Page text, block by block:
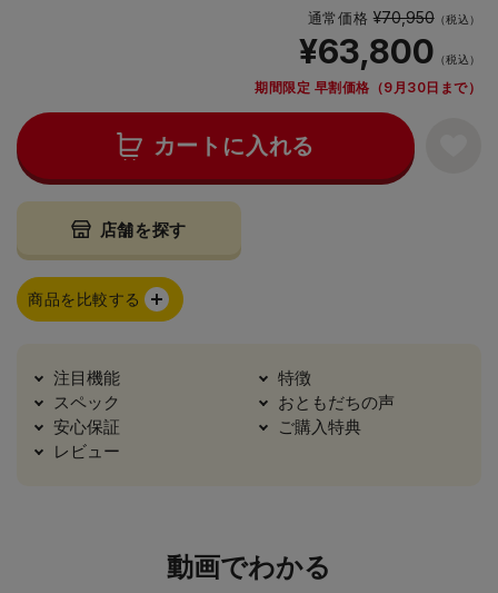
通常価格¥70,950（税込）
¥63,800 （税込）
期間限定 早割価格（9月30日まで）
カートに入れる
店舗を探す
商品を比較する
注目機能
特徴
スペック
おともだちの声
安心保証
ご購入特典
レビュー
動画でわかる